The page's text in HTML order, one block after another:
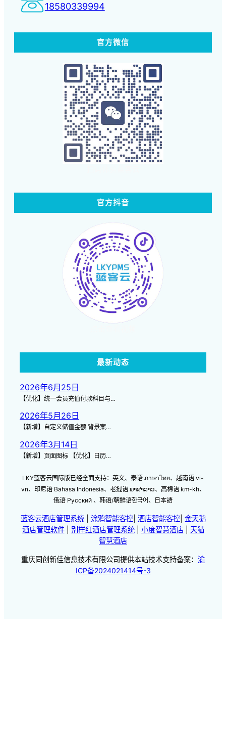
18580339994
官方微信
官方抖音
最新动态
2026年6月25日
【优化】统一会员充值付款科目与…
2026年5月26日
【新增】自定义储值金额 背景案…
2026年3月14日
【新增】页面图标 【优化】日历…
LKY蓝客云国际版已经全面支持：英文、泰语 ภาษาไทย、越南语 vi-
vn、印尼语 Bahasa Indonesia、老挝语 ພາສາລາວ、高棉语 km-kh、
俄语 Русский 、韩语/朝鲜语한국어、日本語
蓝客云酒店管理系统| 涂鸦智能客控| 酒店智能客控| 金天鹅
酒店管理软件| 别样红酒店管理系统| 小度智慧酒店| 天猫
智慧酒店
重庆同创新佳信息技术有限公司提供本站技术支持备案： 渝
ICP备2024021414号-3